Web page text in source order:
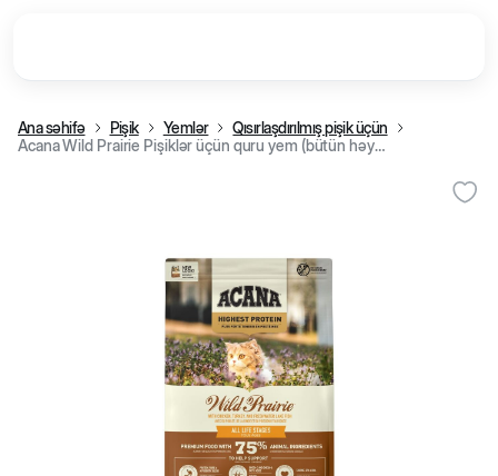
Ana səhifə Pişik Yemlər
Qısırlaşdırılmış pişik üçün
Acana Wild Prairie Pişiklər üçün quru yem (bütün həyat dövrləri üçün), quş əti, vəhşi təbiətdə ovlanmış balıqlar və yumurta ilə, 1,8 kq